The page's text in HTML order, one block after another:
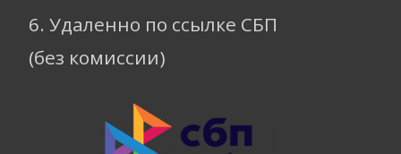
6. Удаленно по ссылке СБП
(без комиссии)